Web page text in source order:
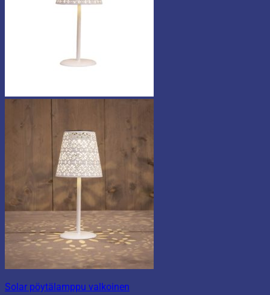
Solar pöytälamppu valkoinen